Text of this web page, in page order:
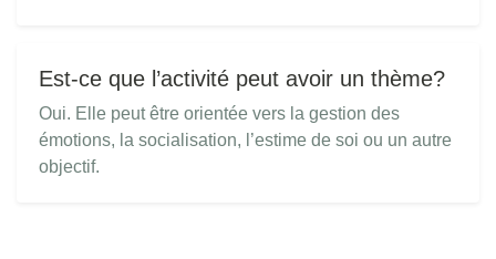
Est-ce que l’activité peut avoir un thème?
Oui. Elle peut être orientée vers la gestion des
émotions, la socialisation, l’estime de soi ou un autre
objectif.